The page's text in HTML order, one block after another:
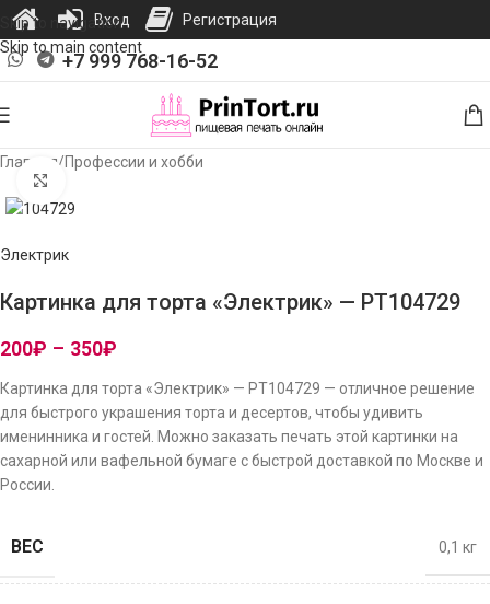
Skip to navigation
Skip to main content
+7 999 768-16-52
Главная/Профессии и хобби
Электрик
Картинка для торта «Электрик» — PT104729
200₽ – 350₽
Картинка для торта «Электрик» — PT104729 — отличное решение
для быстрого украшения торта и десертов, чтобы удивить
именинника и гостей. Можно заказать печать этой картинки на
сахарной или вафельной бумаге с быстрой доставкой по Москве и
России.
ВЕС 0,1 кг
Вход Регистрация